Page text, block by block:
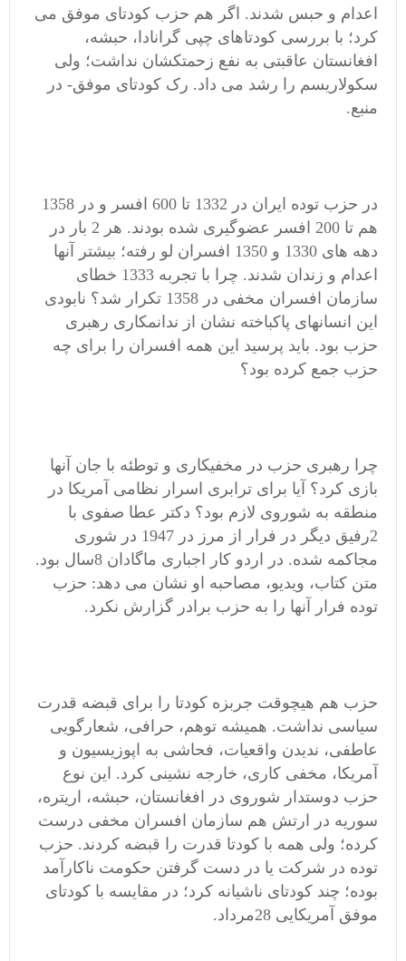
اعدام و حبس شدند. اگر هم حزب کودتای موفق می
کرد؛ با بررسی کودتاهای چپی گرانادا، حبشه،
افغانستان عاقبتی به نفع زحمتکشان نداشت؛ ولی
سکولاریسم را رشد می داد. رک کودتای موفق- در
منبع.
در حزب توده ایران در 1332 تا 600 افسر و در 1358
هم تا 200 افسر عضوگیری شده بودند. هر 2 بار در
دهه های 1330 و 1350 افسران لو رفته؛ بیشتر آنها
اعدام و زندان شدند. چرا با تجربه 1333 خطای
سازمان افسران مخفی در 1358 تکرار شد؟ نابودی
این انسانهای پاکباخته نشان از ندانمکاری رهبری
حزب بود. باید پرسید این همه افسران را برای چه
حزب جمع کرده بود؟
چرا رهبری حزب در مخفیکاری و توطئه با جان آنها
بازی کرد؟ آیا برای ترابری اسرار نظامی آمریکا در
منطقه به شوروی لازم بود؟ دکتر عطا صفوی با
2رفیق دیگر در فرار از مرز در 1947 در شوری
مجاکمه شده. در اردو کار اجباری ماگادان 8سال بود.
متن کتاب، ویدیو، مصاحبه او نشان می دهد: حزب
توده فرار آنها را به حزب برادر گزارش نکرد.
حزب هم هیچوقت جربزه کودتا را برای قبضه قدرت
سیاسی نداشت. همیشه توهم، حرافی، شعارگویی
عاطفی، ندیدن واقعیات، فحاشی به اپوزیسیون و
آمریکا، مخفی کاری، خارجه نشینی کرد. این نوع
حزب دوستدار شوروی در افغانستان، حبشه، اریتره،
سوریه در ارتش هم سازمان افسران مخفی درست
کرده؛ ولی همه با کودتا قدرت را قبضه کردند. حزب
توده در شرکت یا در دست گرفتن حکومت ناکارآمد
بوده؛ چند کودتای ناشیانه کرد؛ در مقایسه با کودتای
موفق آمریکایی 28مرداد.